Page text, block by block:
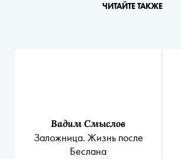
ЧИТАЙТЕ ТАКЖЕ
Вадим Смыслов
Заложница. Жизнь после
Беслана